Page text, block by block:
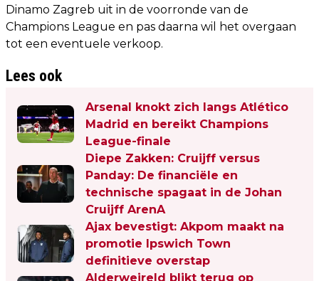
Dinamo Zagreb uit in de voorronde van de
Champions League en pas daarna wil het overgaan
tot een eventuele verkoop.
Lees ook
Arsenal knokt zich langs Atlético
Madrid en bereikt Champions
League-finale
Diepe Zakken: Cruijff versus
Panday: De financiële en
technische spagaat in de Johan
Cruijff ArenA
Ajax bevestigt: Akpom maakt na
promotie Ipswich Town
definitieve overstap
Alderweireld blikt terug op